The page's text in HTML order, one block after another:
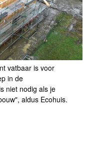
vatbaar is voor
in de
niet nodig als je
aldus Ecohuis.